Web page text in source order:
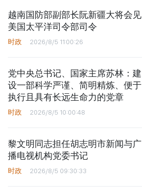
越南国防部副部长阮新疆大将会见
美国太平洋司令部司令
时政 2026/8/5 11:00:26
党中央总书记、国家主席苏林：建
设一部科学严谨、简明精炼、便于
执行且具有长远生命力的党章
时政 2026/8/5 10:00:48
黎文明同志担任胡志明市新闻与广
播电视机构党委书记
时政 2026/8/5 09:30:33